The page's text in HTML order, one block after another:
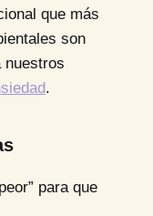
que más
son
nuestros
.
para que